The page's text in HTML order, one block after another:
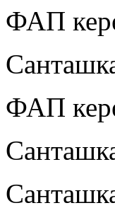
ФАП
ФАП